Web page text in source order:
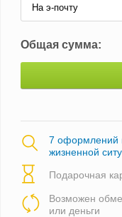
На э-почту
Общая сумма:
7 оформлений
жизненной
Подарочная
Возможен
или деньги